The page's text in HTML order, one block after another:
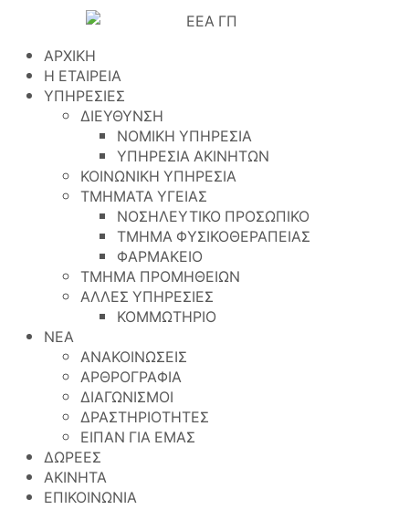
ΑΡΧΙΚΗ
Η ΕΤΑΙΡΕΙΑ
ΥΠΗΡΕΣΙΕΣ
ΔΙΕΥΘΥΝΣΗ
ΝΟΜΙΚΗ ΥΠΗΡΕΣΙΑ
ΥΠΗΡΕΣΙΑ ΑΚΙΝΗΤΩΝ
ΚΟΙΝΩΝΙΚΗ ΥΠΗΡΕΣΙΑ
ΤΜΗΜΑΤΑ ΥΓΕΙΑΣ
ΝΟΣΗΛΕΥΤΙΚΟ ΠΡΟΣΩΠΙΚΟ
ΤΜΗΜΑ ΦΥΣΙΚΟΘΕΡΑΠΕΙΑΣ
ΦΑΡΜΑΚΕΙΟ
ΤΜΗΜΑ ΠΡΟΜΗΘΕΙΩΝ
ΑΛΛΕΣ ΥΠΗΡΕΣΙΕΣ
ΚΟΜΜΩΤΗΡΙΟ
ΝΕΑ
ΑΝΑΚΟΙΝΩΣΕΙΣ
ΑΡΘΡΟΓΡΑΦΙΑ
ΔΙΑΓΩΝΙΣΜΟΙ
ΔΡΑΣΤΗΡΙΟΤΗΤΕΣ
ΕΙΠΑΝ ΓΙΑ ΕΜΑΣ
ΔΩΡΕΕΣ
ΑΚΙΝΗΤΑ
ΕΠΙΚΟΙΝΩΝΙΑ